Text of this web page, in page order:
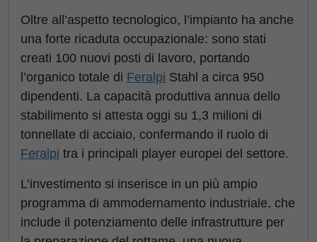
Oltre all’aspetto tecnologico, l’impianto ha anche
una forte ricaduta occupazionale: sono stati
creati 100 nuovi posti di lavoro, portando
l’organico totale di Feralpi Stahl a circa 950
dipendenti. La capacità produttiva annua dello
stabilimento si attesta oggi su 1,3 milioni di
tonnellate di acciaio, confermando il ruolo di
Feralpi tra i principali player europei del settore.
L’investimento si inserisce in un più ampio
programma di ammodernamento industriale, che
include il potenziamento delle infrastrutture per